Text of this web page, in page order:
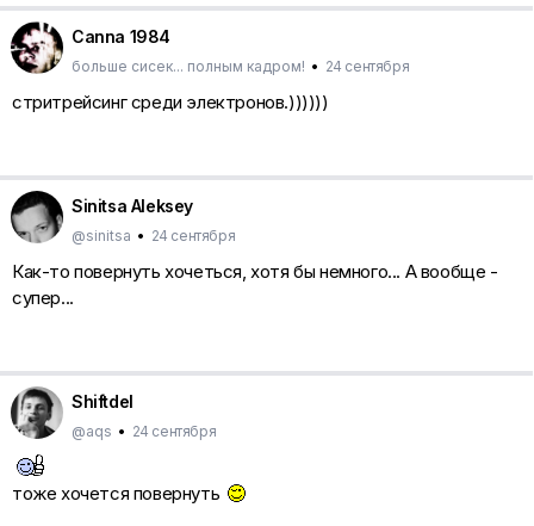
Canna 1984
больше сисек... полным кадром! • 24 сентября
стритрейсинг среди электронов.))))))
Sinitsa Aleksey
@sinitsa • 24 сентября
Как-то повернуть хочеться, хотя бы немного... А вообще -
супер...
Shiftdel
@aqs • 24 сентября
тоже хочется повернуть